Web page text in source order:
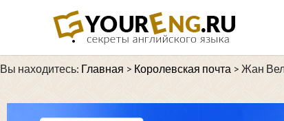
Вы находитесь: Главная > Королевская почта > Жан